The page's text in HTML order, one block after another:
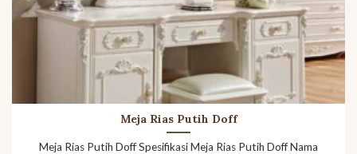
Meja Rias Putih Doff
Meja Rias Putih Doff Spesifikasi Meja Rias Putih Doff Nama